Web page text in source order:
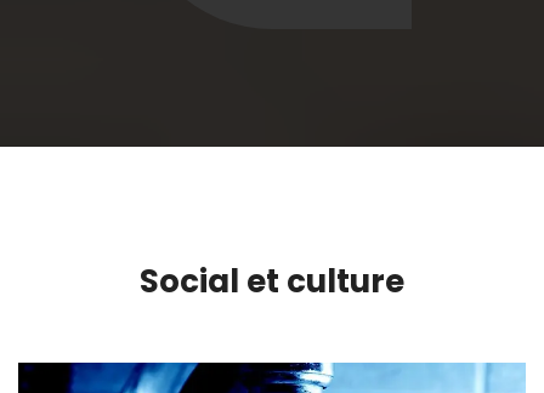
Social et culture